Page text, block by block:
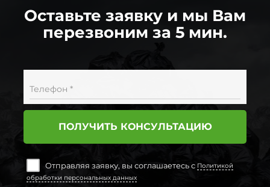
Оставьте заявку и мы Вам
перезвоним за 5 мин.
Телефон *
ПОЛУЧИТЬ КОНСУЛЬТАЦИЮ
Отправляя заявку, вы соглашаетесь с Политикой
обработки персональных данных